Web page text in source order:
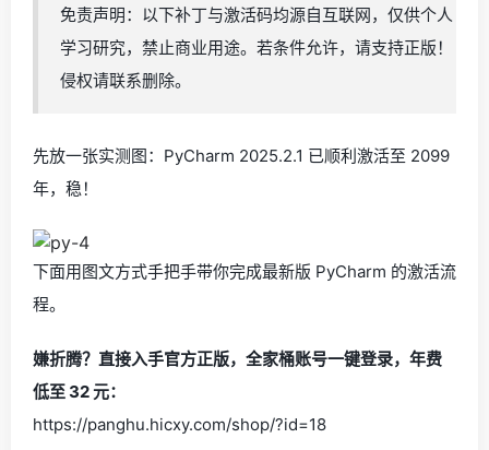
免责声明：以下补丁与激活码均源自互联网，仅供个人
学习研究，禁止商业用途。若条件允许，请支持正版！
侵权请联系删除。
先放一张实测图：PyCharm 2025.2.1 已顺利激活至 2099
年，稳！
下面用图文方式手把手带你完成最新版 PyCharm 的激活流
程。
嫌折腾？直接入手官方正版，全家桶账号一键登录，年费
低至 32 元：
https://panghu.hicxy.com/shop/?id=18